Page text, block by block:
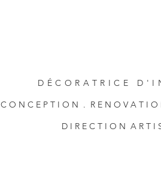
DÉCORATRICE
C O N C E P T I O N . R E N O V A T I
D I R E C T I O N A R T I